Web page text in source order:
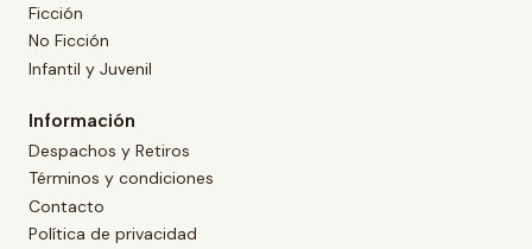
Ficción
No Ficción
Infantil y Juvenil
Información
Despachos y Retiros
Términos y condiciones
Contacto
Política de privacidad